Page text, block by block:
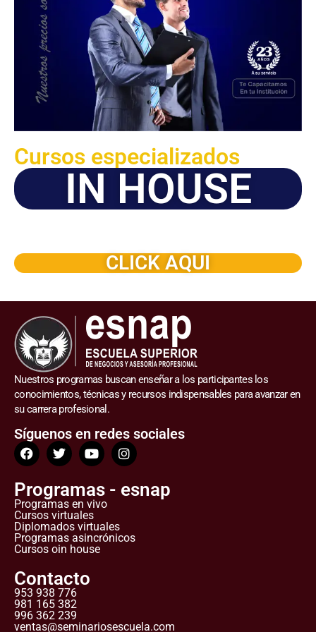
Cursos especializados
IN HOUSE
CLICK AQUI
Nuestros programas buscan enseñar a los participantes los
conocimientos, técnicas y recursos indispensables para avanzar en
su carrera profesional.
Síguenos en redes sociales
Programas - esnap
Programas en vivo
Cursos virtuales
Diplomados virtuales
Programas asincrónicos
Cursos oin house
Contacto
953 938 776
981 165 382
996 362 239
ventas@seminariosescuela.com